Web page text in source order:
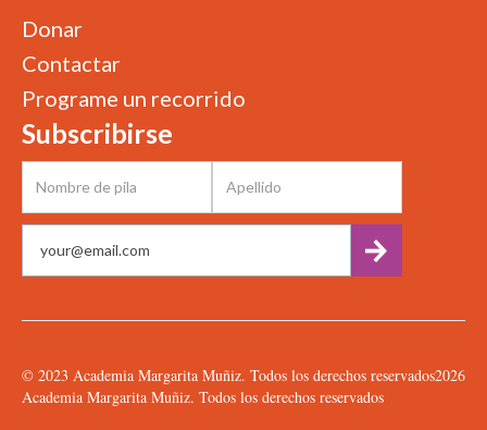
Donar
Contactar
Programe un recorrido
Subscribirse
© 2023 Academia Margarita Muñiz. Todos los derechos reservados2026
Academia Margarita Muñiz. Todos los derechos reservados